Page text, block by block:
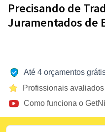
Precisando de
Juramentados de
Até 4 orçamentos
Profissionais avaliados
Como funciona o